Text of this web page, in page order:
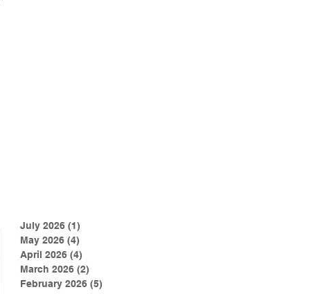
July 2026 (1)
May 2026 (4)
April 2026 (4)
March 2026 (2)
February 2026 (5)